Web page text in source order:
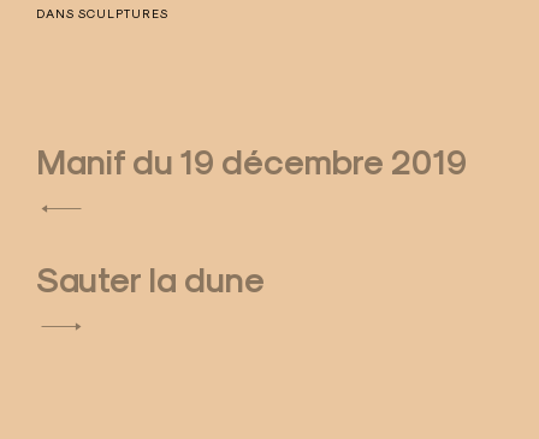
DANS SCULPTURES
N
a
v
Manif du 19 décembre 2019
Sauter la dune